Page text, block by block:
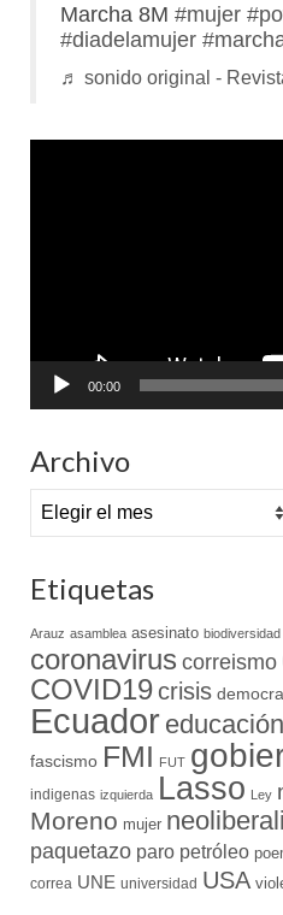
Marcha 8M #mujer
#diadelamujer
♬ sonido original -
00:00
Archivo
Archivo
Etiquetas
Arauz asamblea asesinato biodiversidad
coronavirus correismo
COVID19crisis
Ecuador educación
fascismo FMI FUT
indigenas izquierda Lasso Ley
Moreno mujer
paquetazo paro petróleo
correa UNE universidad USA